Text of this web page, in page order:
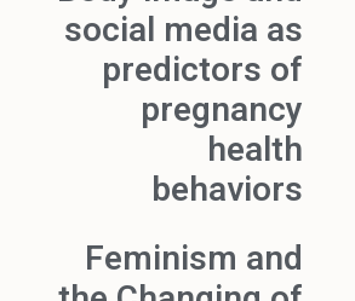
social media as
predictors of
pregnancy
health
behaviors
Feminism and